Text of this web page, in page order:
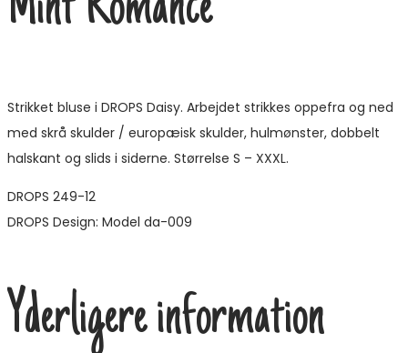
Strikket bluse i DROPS Daisy. Arbejdet strikkes oppefra og ned
med skrå skulder / europæisk skulder, hulmønster, dobbelt
halskant og slids i siderne. Størrelse S – XXXL.
DROPS 249-12
DROPS Design: Model da-009
Yderligere information